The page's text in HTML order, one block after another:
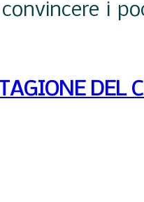
i
DEL